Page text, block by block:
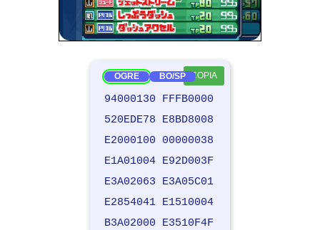
OGRE BO/SP COPIA
94000130 FFFB0000
520EDE78 E8BD8008
E2000100 00000038
E1A01004 E92D003F
E3A02063 E3A05C01
E2854041 E1510004
B3A02000 E3510F4F